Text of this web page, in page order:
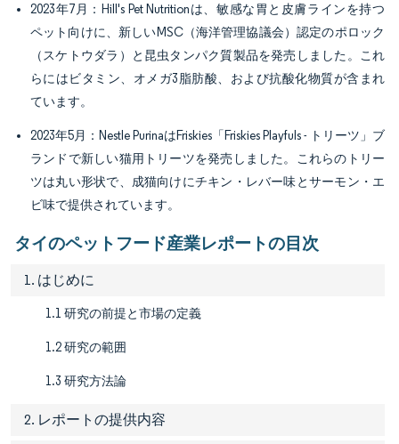
2023年7月：Hill's Pet Nutritionは、敏感な胃と皮膚ラインを持つ
ペット向けに、新しいMSC（海洋管理協議会）認定のポロック
（スケトウダラ）と昆虫タンパク質製品を発売しました。これ
らにはビタミン、オメガ3脂肪酸、および抗酸化物質が含まれ
ています。
2023年5月：Nestle PurinaはFriskies「Friskies Playfuls - トリーツ」ブ
ランドで新しい猫用トリーツを発売しました。これらのトリー
ツは丸い形状で、成猫向けにチキン・レバー味とサーモン・エ
ビ味で提供されています。
タイのペットフード産業レポートの目次
1. はじめに
1.1 研究の前提と市場の定義
1.2 研究の範囲
1.3 研究方法論
2. レポートの提供内容